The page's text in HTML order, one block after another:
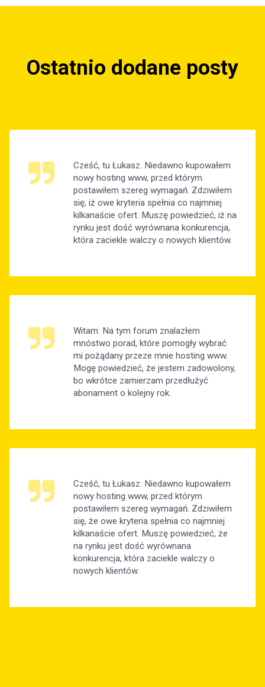
Ostatnio dodane posty
Cześć, tu Łukasz. Niedawno kupowałem
nowy hosting www, przed którym
postawiłem szereg wymagań. Zdziwiłem
się, iż owe kryteria spełnia co najmniej
kilkanaście ofert. Muszę powiedzieć, iż na
rynku jest dość wyrównana konkurencja,
która zaciekle walczy o nowych klientów.
Witam. Na tym forum znalazłem
mnóstwo porad, które pomogły wybrać
mi pożądany przeze mnie hosting www.
Mogę powiedzieć, że jestem zadowolony,
bo wkrótce zamierzam przedłużyć
abonament o kolejny rok.
Cześć, tu Łukasz. Niedawno kupowałem
nowy hosting www, przed którym
postawiłem szereg wymagań. Zdziwiłem
się, że owe kryteria spełnia co najmniej
kilkanaście ofert. Muszę powiedzieć, że
na rynku jest dość wyrównana
konkurencja, która zaciekle walczy o
nowych klientów.